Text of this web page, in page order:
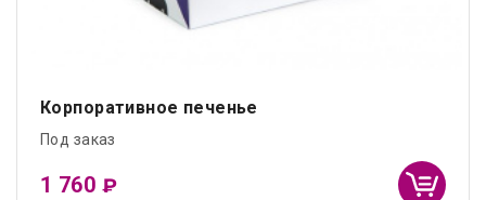
Корпоративное печенье
Под заказ
1 760 ₽